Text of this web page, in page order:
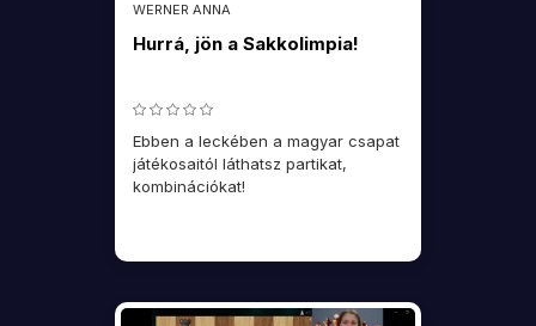
WERNER ANNA
Hurrá, jön a Sakkolimpia!
Ebben a leckében a magyar csapat
játékosaitól láthatsz partikat,
kombinációkat!